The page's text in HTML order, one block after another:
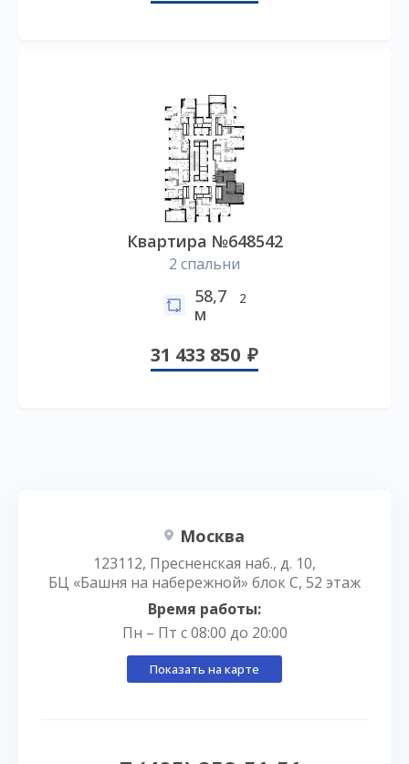
Квартира №648542
2 спальни
58,7
м
2
31 433 850
Москва
123112, Пресненская наб., д. 10,
БЦ «Башня на набережной» блок С, 52 этаж
Время работы:
Пн – Пт с 08:00 до 20:00
Показать на карте